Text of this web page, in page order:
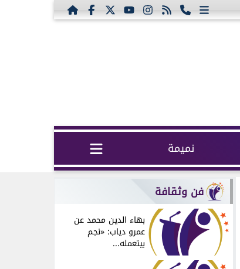
نميمة
فن وثقافة
بهاء الدين محمد عن
عمرو دياب: «نجم
بيتعمله...